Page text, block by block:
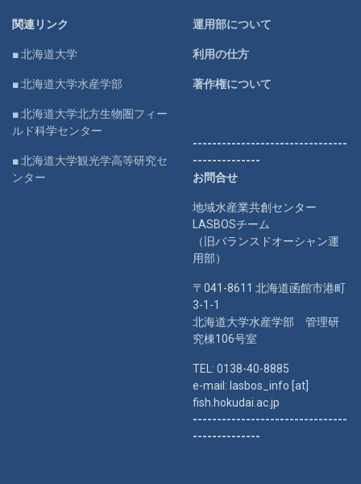
関連リンク
■ 北海道大学
■ 北海道大学水産学部
■ 北海道大学北方生物圏フィー
ルド科学センター
■ 北海道大学観光学高等研究セ
ンター
運用部について
利用の仕方
著作権について
--------------------------------
--------------
お問合せ
地域水産業共創センター
LASBOSチーム
（旧バランスドオーシャン運
用部）
〒041-8611 北海道函館市港町
3-1-1
北海道大学水産学部 管理研
究棟106号室
TEL: 0138-40-8885
e-mail: lasbos_info [at]
fish.hokudai.ac.jp
--------------------------------
--------------